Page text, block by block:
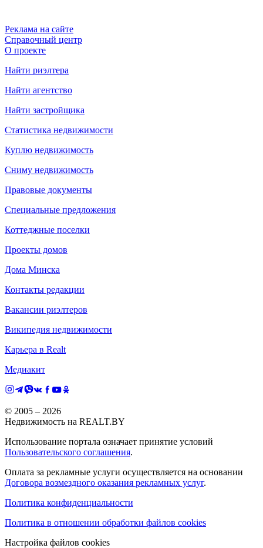
Реклама на сайте
Справочный центр
О проекте
Найти риэлтера
Найти агентство
Найти застройщика
Статистика недвижимости
Куплю недвижимость
Сниму недвижимость
Правовые документы
Специальные предложения
Коттеджные поселки
Проекты домов
Дома Минска
Контакты редакции
Вакансии риэлтеров
Википедия недвижимости
Карьера в Realt
Медиакит
© 2005 – 2026
Недвижимость на REALT.BY
Использование портала означает принятие условий
Пользовательского соглашения.
Оплата за рекламные услуги осуществляется на основании
Договора возмездного оказания рекламных услуг.
Политика конфиденциальности
Политика в отношении обработки файлов cookies
Настройка файлов cookies